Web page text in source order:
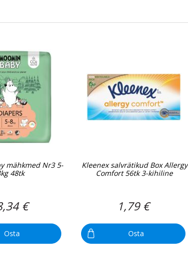
mähkmed Nr3 5-
48tk
€
Osta
Kleenex salvrätikud Box Allergy
Comfort 56tk 3-kihiline
1,79 €
Osta